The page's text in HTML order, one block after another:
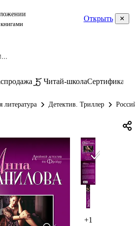
Открыть
Читай-школаСертификаты
литература Детектив. Триллер
+1